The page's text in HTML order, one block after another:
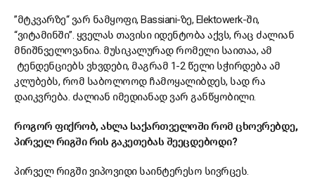
”მტკვარზე“ ვარ ნამყოფი, Bassiani-ზე, Elektowerk-ში,
“ვიტამინში”. ყველას თავისი იდენტობა აქვს, რაც ძალიან
მნიშნველოვანია. მუსიკალურად რომელი საითაა, ამ
ტენდენციებს ვხვდები, მაგრამ 1-2 წელი სჭირდება ამ
კლუბებს, რომ საბოლოოდ ჩამოყალიბდეს, სად რა
დაიკვრება. ძალიან იმედიანად ვარ განწყობილი.
როგორ ფიქრობ, ახლა საქართველოში რომ ცხოვრებდე,
პირველ რიგში რის გაკეთებას შეეცდებოდი?
პირველ რიგში ვიპოვიდი საინტერესო სივრცეს.